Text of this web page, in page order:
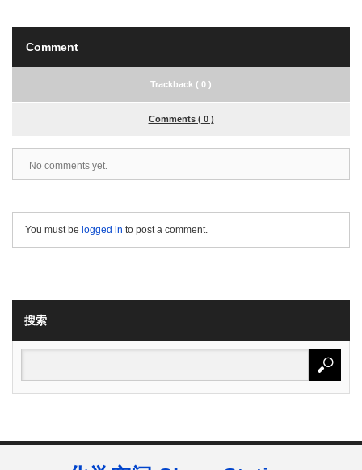
Comment
Trackback ( 0 )
Comments ( 0 )
No comments yet.
You must be logged in to post a comment.
搜索